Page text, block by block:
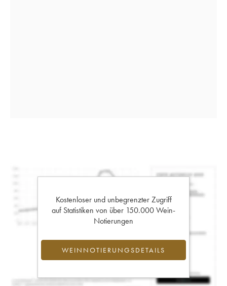
Kostenloser und unbegrenzter Zugriff
auf Statistiken von über 150.000 Wein-
Notierungen
WEINNOTIERUNGSDETAILS